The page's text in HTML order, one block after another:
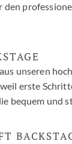
unseren
erste
bequem und